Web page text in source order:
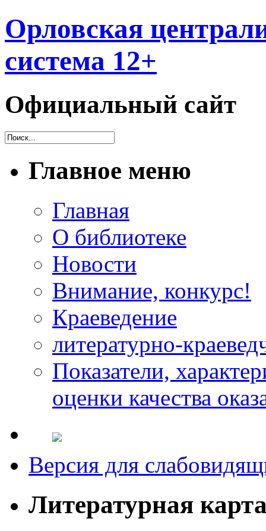
Орловская
система 12+
Официальный сайт
Главное меню
Главная
О библиотеке
Новости
Внимание, конкурс!
Краеведение
литературно-
Показатели,
оценки качества
Версия для
Литературная